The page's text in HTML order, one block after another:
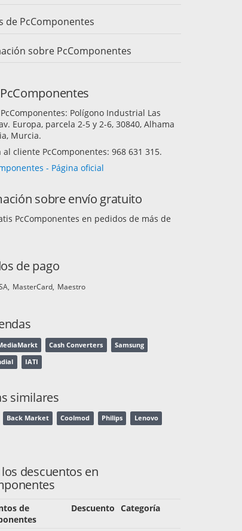
de PcComponentes
sobre PcComponentes
Polígono Industrial Las
Europa, parcela 2-5 y 2-6, 30840, Alhama
Murcia.
al cliente PcComponentes: 968 631 315.
- Página oficial
sobre envío gratuito
PcComponentes en pedidos de más de
de pago
MasterCard Maestro
Cash Converters Samsung
IATI
similares
Back Market Coolmod Philips Lenovo
descuentos en
de
Descuento Categoría